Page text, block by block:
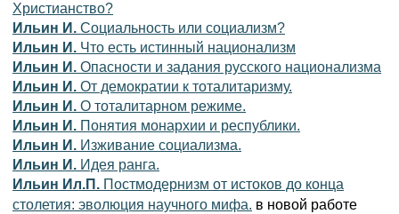
Христианство?
Ильин И. Социальность или социализм?
Ильин И. Что есть истинный национализм
Ильин И. Опасности и задания русского национализма
Ильин И. От демократии к тоталитаризму.
Ильин И. О тоталитарном режиме.
Ильин И. Понятия монархии и республики.
Ильин И. Изживание социализма.
Ильин И. Идея ранга.
Ильин Ил.П. Постмодернизм от истоков до конца
столетия: эволюция научного мифа. в новой работе